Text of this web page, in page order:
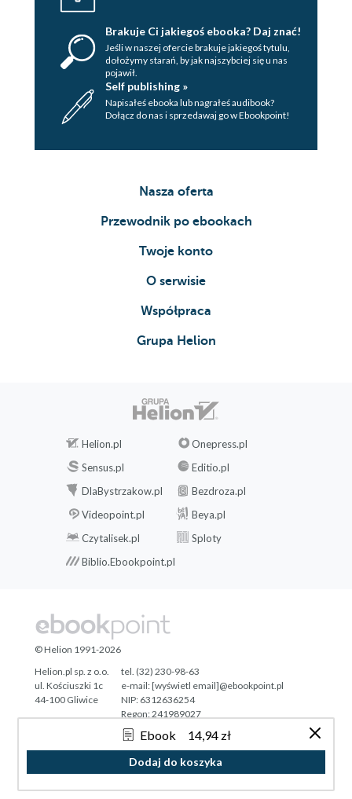
Ebook 14,94 zł
Dodaj do koszyka
Brakuje Ci jakiegoś ebooka? Daj znać!
Jeśli w naszej ofercie brakuje jakiegoś tytulu,
dołożymy starań, by jak najszybciej się u nas
pojawił.
Self publishing »
Napisałeś ebooka lub nagrałeś audibook?
Dołącz do nas i sprzedawaj go w Ebookpoint!
Nasza oferta
Przewodnik po ebookach
Twoje konto
O serwisie
Współpraca
Grupa Helion
Helion.pl
Onepress.pl
Sensus.pl
Editio.pl
DlaBystrzakow.pl
Bezdroza.pl
Videopoint.pl
Beya.pl
Czytalisek.pl
Sploty
Biblio.Ebookpoint.pl
Tonik.pl
© Helion 1991-2026
Helion.pl sp. z o.o.
ul. Kościuszki 1c
44-100 Gliwice
tel. (32) 230-98-63
e-mail:[wyświetl email]@ebookpoint.pl
NIP: 6312636254
Regon: 241989027